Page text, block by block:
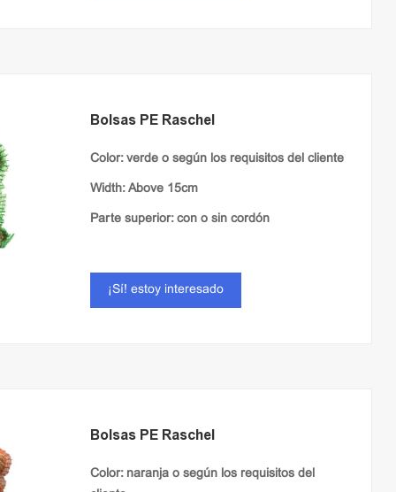
Bolsas PE Raschel
Color: verde o según los requisitos del cliente
Width: Above 15cm
Parte superior: con o sin cordón
¡Sí! estoy interesado
Bolsas PE Raschel
Color: naranja o según los requisitos del